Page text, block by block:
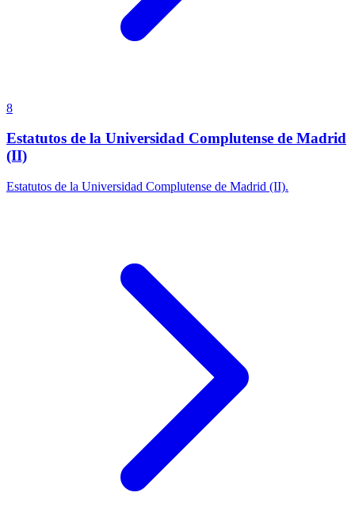
8
Estatutos de la Universidad Complutense de Madrid
(II)
Estatutos de la Universidad Complutense de Madrid (II).